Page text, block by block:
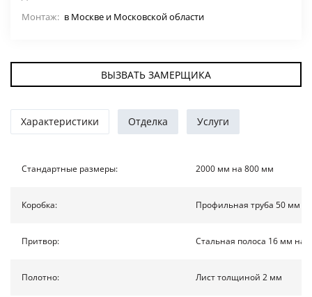
ЖАЛЮЗИЙНЫЕ СТАВНИ (11)
ДВЕРИ ПО ОСОБЕННОСТЯМ
ДВЕРИ С ТЕРМОРАЗРЫВОМ
ФОТО
УСЛУГИ
О НАС
НОВОСТИ
Монтаж: в Москве и Московской области
ВЫЗВАТЬ ЗАМЕРЩИКА
Характеристики Отделка Услуги
Стандартные размеры: 2000 мм на 800 мм
Коробка: Профильная труба 50 мм
Притвор: Стальная полоса 16 мм на
Полотно: Лист толщиной 2 мм